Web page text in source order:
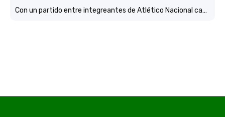
Con un partido entre integreantes de Atlético Nacional campéon continental